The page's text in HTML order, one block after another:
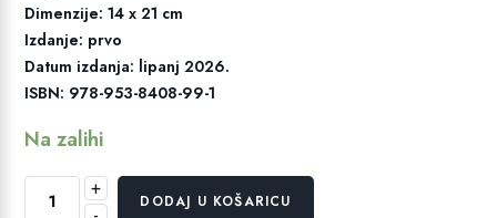
Dimenzije: 14 x 21 cm
Izdanje: prvo
Datum izdanja: lipanj 2026.
ISBN: 978-953-8408-99-1
Na zalihi
Visoko,
+
DODAJ U KOŠARICU